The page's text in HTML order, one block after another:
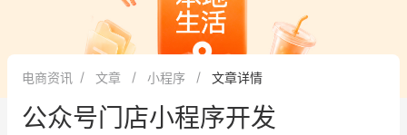
新零售最佳实践
面对面聊增长
电商资讯 文章 小程序 文章详情
公众号门店小程序开发